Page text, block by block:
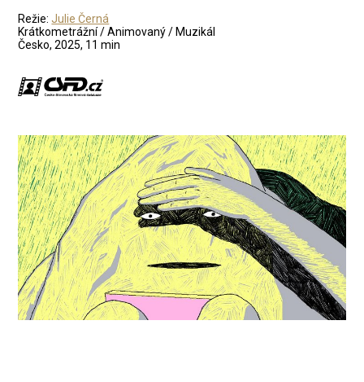
Režie:Julie Černá
Krátkometrážní / Animovaný / Muzikál
Česko, 2025, 11 min